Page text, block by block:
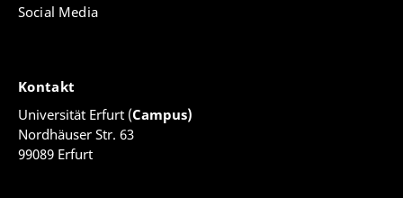
in the Medieval and Early Modern Periods (Utrecht
Frieden und Apokalyptik – eine Spurensuche im 11.
und 12. Jahrhundert, in: Gerhard Beestermöller (Hg.):
Friedensethik im frühen Mittelalter. Theologie
zwischen Kritik und Legitimation von Gewalt (Studien
Social Media
Kontakt
Universität Erfurt (Campus)
Nordhäuser Str. 63
99089 Erfurt